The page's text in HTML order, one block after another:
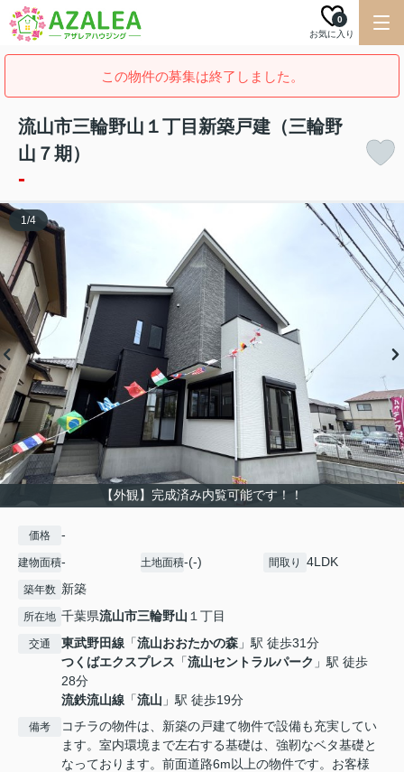
お気に入り
0
この物件の募集は終了しました。
流山市三輪野山１丁目新築戸建（三輪野
山７期）
-
【外観】完成済み内覧可能です！！
1/4
価格 -
建物面積- 土地面積-(-) 間取り 4LDK
築年数 新築
所在地 千葉県流山市三輪野山 １丁目
交通 東武野田線 「流山おおたかの森 」駅 徒歩31分
つくばエクスプレス 「流山セントラルパーク 」駅 徒歩
28分
流鉄流山線 「流山 」駅 徒歩19分
備考
コチラの物件は、新築の戸建て物件で設備も充実してい
ます。室内環境まで左右する基礎は、強靭なベタ基礎と
なっております。前面道路6m以上の物件です。お客様